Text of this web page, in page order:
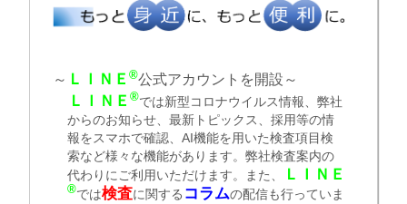
～ ＬＩＮＥ ®公式アカウントを開設～
ＬＩＮＥ ®では新型コロナウイルス情報、弊社
からのお知らせ、最新トピックス、採用等の情
報をスマホで確認、AI機能を用いた検査項目検
索など様々な機能があります。弊社検査案内の
代わりにご利用いただけます。また、
ＬＩＮＥ
®では検査に関する コラムの配信も行っていま